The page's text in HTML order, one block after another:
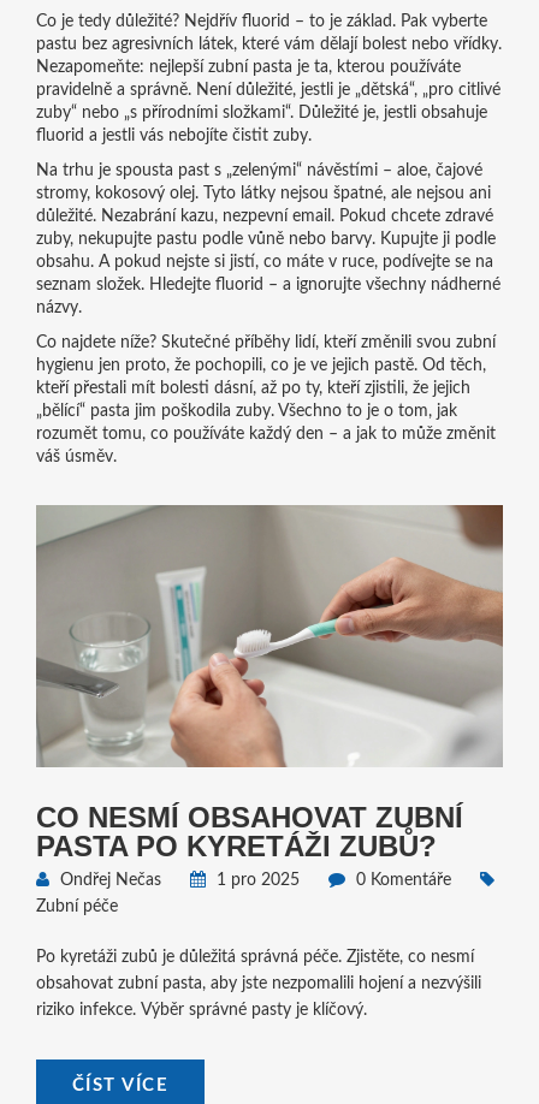
Co je tedy důležité? Nejdřív fluorid – to je základ. Pak vyberte
pastu bez agresivních látek, které vám dělají bolest nebo vřídky.
Nezapomeňte: nejlepší zubní pasta je ta, kterou používáte
pravidelně a správně. Není důležité, jestli je „dětská“, „pro citlivé
zuby“ nebo „s přírodními složkami“. Důležité je, jestli obsahuje
fluorid a jestli vás nebojíte čistit zuby.
Na trhu je spousta past s „zelenými“ návěstími – aloe, čajové
stromy, kokosový olej. Tyto látky nejsou špatné, ale nejsou ani
důležité. Nezabrání kazu, nezpevní email. Pokud chcete zdravé
zuby, nekupujte pastu podle vůně nebo barvy. Kupujte ji podle
obsahu. A pokud nejste si jistí, co máte v ruce, podívejte se na
seznam složek. Hledejte fluorid – a ignorujte všechny nádherné
názvy.
Co najdete níže? Skutečné příběhy lidí, kteří změnili svou zubní
hygienu jen proto, že pochopili, co je ve jejich pastě. Od těch,
kteří přestali mít bolesti dásní, až po ty, kteří zjistili, že jejich
„bělící“ pasta jim poškodila zuby. Všechno to je o tom, jak
rozumět tomu, co používáte každý den – a jak to může změnit
váš úsměv.
CO NESMÍ OBSAHOVAT ZUBNÍ
PASTA PO KYRETÁŽI ZUBŮ?
Ondřej Nečas 1 pro 2025
0 Komentáře
Zubní péče
Po kyretáži zubů je důležitá správná péče. Zjistěte, co nesmí
obsahovat zubní pasta, aby jste nezpomalili hojení a nezvýšili
riziko infekce. Výběr správné pasty je klíčový.
ČÍST VÍCE